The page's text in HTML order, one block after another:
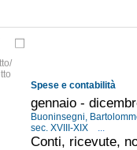
Spese e contabilità
gennaio -
Buoninsegni,
sec. XVIII-XIX
...
Conti, ricevute,